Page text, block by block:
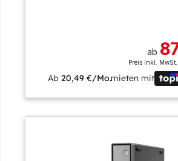
ab
Preis inkl.
Ab20,49 €/Mo.mieten mit